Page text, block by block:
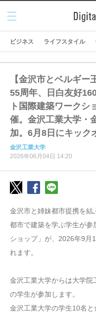
メニ
ュー
ビジネス ライフスタイル
【金沢市とベルギ
55周年、日白友好
ト国際建築ワークシ
催。金沢工業大学・
加。6月8日にキック
金沢工業大学
2026年06月04日 14:20
金沢市と姉妹都市提携を結
都市で建築を学ぶ学生が参
ショップ」が、2026年9月
れます。
金沢工業大学からは大学院
の学生が参加します。
金沢工業大学の学生10名